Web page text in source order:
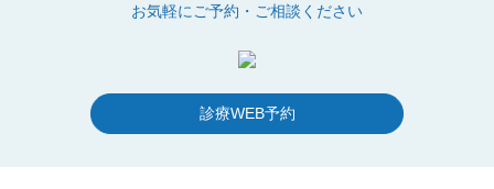
お気軽にご予約・ご相談ください
診療WEB予約